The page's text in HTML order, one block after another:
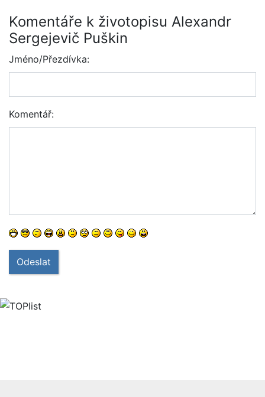
Komentáře k životopisu Alexandr
Sergejevič Puškin
Jméno/Přezdívka:
Komentář:
Odeslat